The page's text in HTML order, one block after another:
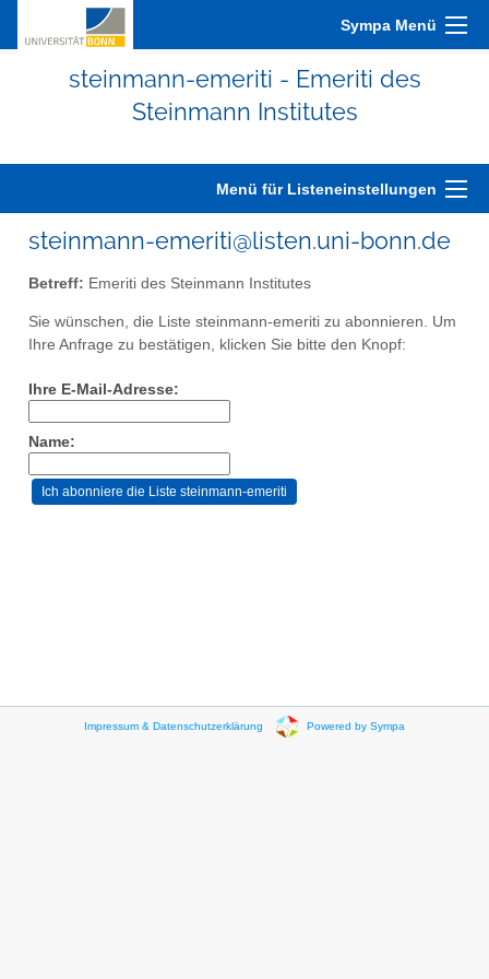
Sympa Menü
steinmann-emeriti - Emeriti des
Steinmann Institutes
Menü für Listeneinstellungen
steinmann-emeriti@listen.uni-bonn.de
Betreff: Emeriti des Steinmann Institutes
Sie wünschen, die Liste steinmann-emeriti zu abonnieren. Um
Ihre Anfrage zu bestätigen, klicken Sie bitte den Knopf:
Ihre E-Mail-Adresse:
Name:
Impressum & Datenschutzerklärung Powered by Sympa